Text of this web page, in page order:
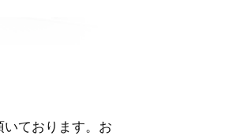
ております。お